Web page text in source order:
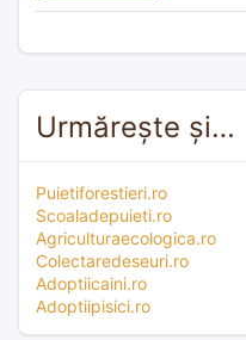
Urmărește și…
Puietiforestieri.ro
Scoaladepuieti.ro
Agriculturaecologica.ro
Colectaredeseuri.ro
Adoptiicaini.ro
Adoptiipisici.ro